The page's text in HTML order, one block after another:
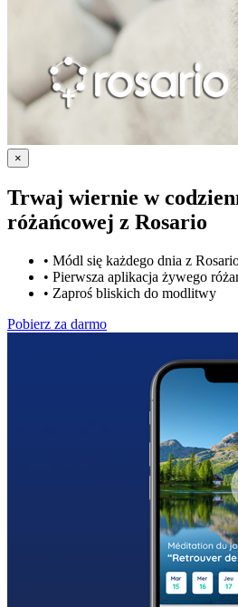
×
Trwaj wiernie w
różańcowej z Rosario
• Módl się każdego dnia z
• Pierwsza aplikacja żywego
• Zaproś bliskich do modlitwy
Pobierz za darmo